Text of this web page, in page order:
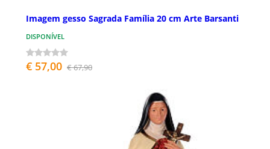
Imagem gesso Sagrada Família 20 cm Arte Barsanti
DISPONÍVEL
€ 57,00 € 67,90